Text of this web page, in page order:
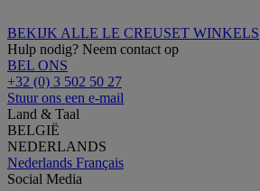
BEKIJK ALLE LE CREUSET WINKELS
Hulp nodig? Neem contact op
BEL ONS
+32 (0) 3 502 50 27
Stuur ons een e-mail
Land & Taal
BELGIË
NEDERLANDS
Nederlands Français
Social Media